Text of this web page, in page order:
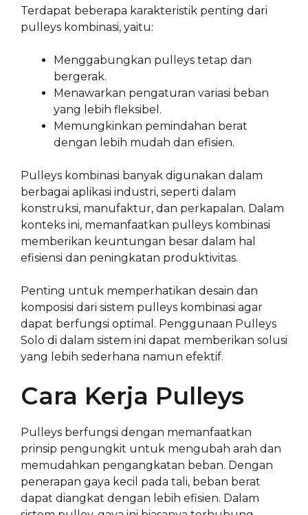
Terdapat beberapa karakteristik penting dari
pulleys kombinasi, yaitu:
Menggabungkan pulleys tetap dan
bergerak.
Menawarkan pengaturan variasi beban
yang lebih fleksibel.
Memungkinkan pemindahan berat
dengan lebih mudah dan efisien.
Pulleys kombinasi banyak digunakan dalam
berbagai aplikasi industri, seperti dalam
konstruksi, manufaktur, dan perkapalan. Dalam
konteks ini, memanfaatkan pulleys kombinasi
memberikan keuntungan besar dalam hal
efisiensi dan peningkatan produktivitas.
Penting untuk memperhatikan desain dan
komposisi dari sistem pulleys kombinasi agar
dapat berfungsi optimal. Penggunaan Pulleys
Solo di dalam sistem ini dapat memberikan solusi
yang lebih sederhana namun efektif.
Cara Kerja Pulleys
Pulleys berfungsi dengan memanfaatkan
prinsip pengungkit untuk mengubah arah dan
memudahkan pengangkatan beban. Dengan
penerapan gaya kecil pada tali, beban berat
dapat diangkat dengan lebih efisien. Dalam